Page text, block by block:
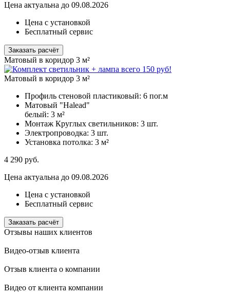
Цена актуальна до 09.08.2026
Цена с установкой
Бесплатный сервис
Заказать расчёт
Матовый в коридор 3 м²
Матовый в коридор 3 м²
Профиль стеновой пластиковый: 6 пог.м
Матовый "Halead"
белый: 3 м²
Монтаж Круглых светильников: 3 шт.
Электропроводка: 3 шт.
Установка потолка: 3 м²
4 290 руб.
Цена актуальна до 09.08.2026
Цена с установкой
Бесплатный сервис
Заказать расчёт
Отзывы наших клиентов
Видео-отзыв клиента
Отзыв клиента о компании
Видео от клиента компании